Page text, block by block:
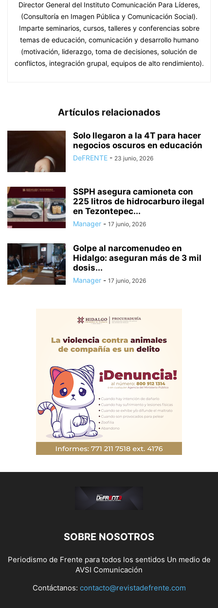
Director General del Instituto Comunicación Para Líderes,
(Consultoría en Imagen Pública y Comunicación Social).
Imparte seminarios, cursos, talleres y conferencias sobre
temas de educación, comunicación y desarrollo humano
(motivación, liderazgo, toma de decisiones, solución de
conflictos, integración grupal, equipos de alto rendimiento).
Artículos relacionados
Solo llegaron a la 4T para hacer
negocios oscuros en educación
DeFRENTE - 23 junio, 2026
SSPH asegura camioneta con
225 litros de hidrocarburo ilegal
en Tezontepec...
Manager - 17 junio, 2026
Golpe al narcomenudeo en
Hidalgo: aseguran más de 3 mil
dosis...
Manager - 17 junio, 2026
SOBRE NOSOTROS
Periodismo de Frente para todos los sentidos Un medio de
AVSI Comunicación
Contáctanos: contacto@revistadefrente.com